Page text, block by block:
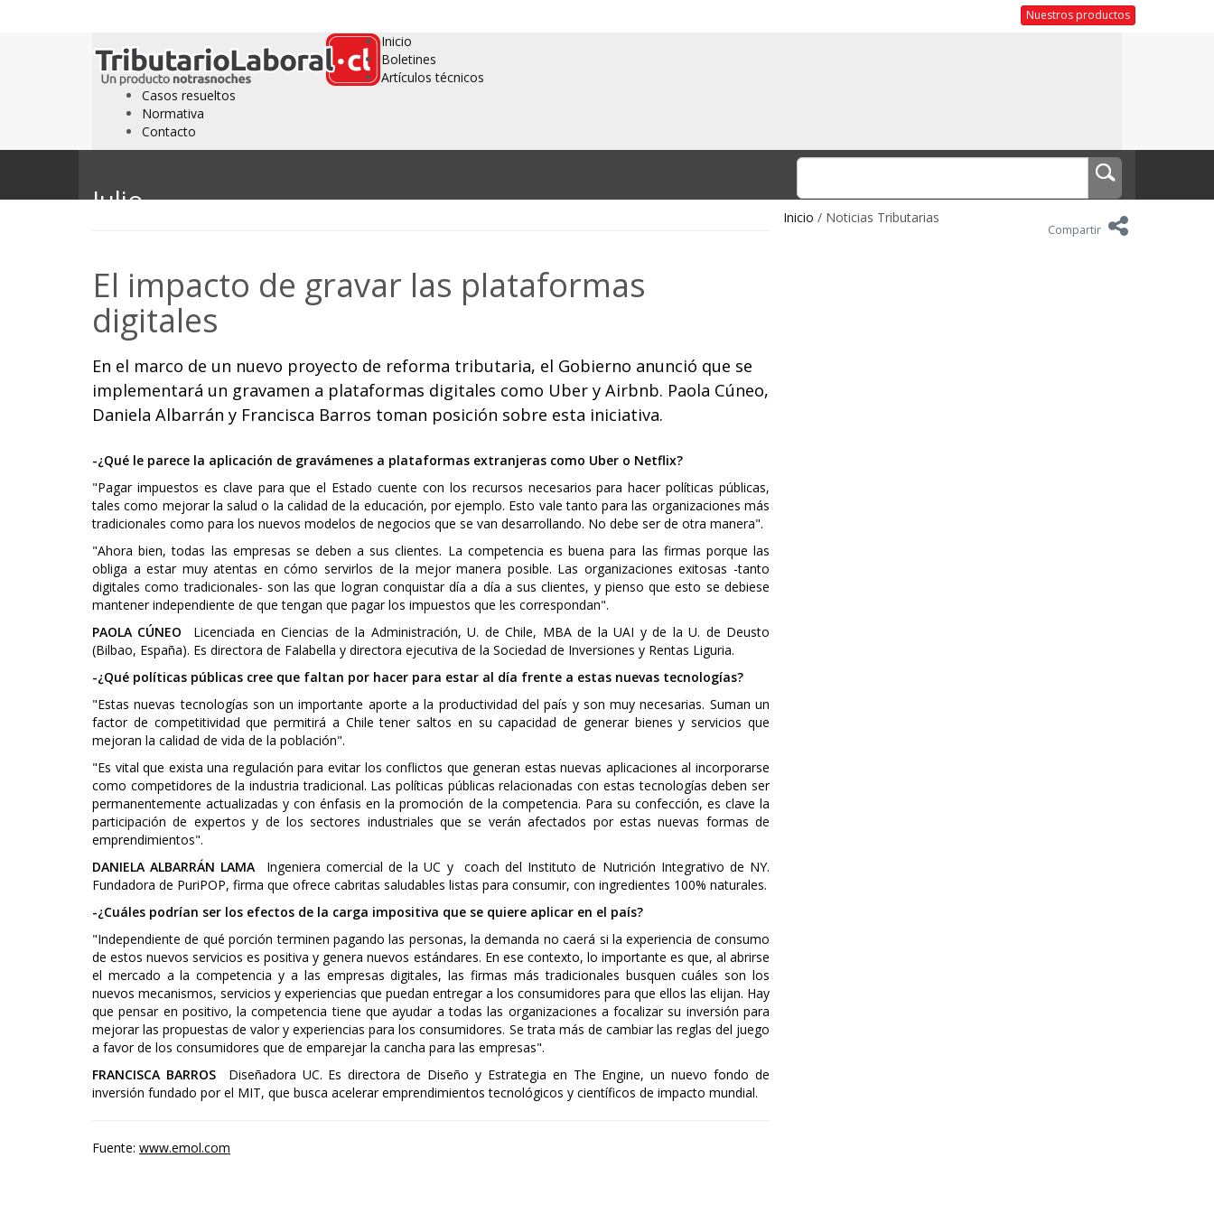
Nuestros productos
Inicio
Boletines
Artículos técnicos
Casos resueltos
Normativa
Contacto
Julio
Inicio / Noticias Tributarias
Compartir
El impacto de gravar las plataformas
digitales
En el marco de un nuevo proyecto de reforma tributaria, el Gobierno anunció que se
implementará un gravamen a plataformas digitales como Uber y Airbnb. Paola Cúneo,
Daniela Albarrán y Francisca Barros toman posición sobre esta iniciativa.
-¿Qué le parece la aplicación de gravámenes a plataformas extranjeras como Uber o Netflix?
"Pagar impuestos es clave para que el Estado cuente con los recursos necesarios para hacer políticas públicas,
tales como mejorar la salud o la calidad de la educación, por ejemplo. Esto vale tanto para las organizaciones más
tradicionales como para los nuevos modelos de negocios que se van desarrollando. No debe ser de otra manera".
"Ahora bien, todas las empresas se deben a sus clientes. La competencia es buena para las firmas porque las
obliga a estar muy atentas en cómo servirlos de la mejor manera posible. Las organizaciones exitosas -tanto
digitales como tradicionales- son las que logran conquistar día a día a sus clientes, y pienso que esto se debiese
mantener independiente de que tengan que pagar los impuestos que les correspondan".
PAOLA CÚNEO
Licenciada en Ciencias de la Administración, U. de Chile, MBA de la UAI y de la U. de Deusto
(Bilbao, España). Es directora de Falabella y directora ejecutiva de la Sociedad de Inversiones y Rentas Liguria.
-¿Qué políticas públicas cree que faltan por hacer para estar al día frente a estas nuevas tecnologías?
"Estas nuevas tecnologías son un importante aporte a la productividad del país y son muy necesarias. Suman un
factor de competitividad que permitirá a Chile tener saltos en su capacidad de generar bienes y servicios que
mejoran la calidad de vida de la población".
"Es vital que exista una regulación para evitar los conflictos que generan estas nuevas aplicaciones al incorporarse
como competidores de la industria tradicional. Las políticas públicas relacionadas con estas tecnologías deben ser
permanentemente actualizadas y con énfasis en la promoción de la competencia. Para su confección, es clave la
participación de expertos y de los sectores industriales que se verán afectados por estas nuevas formas de
emprendimientos".
DANIELA ALBARRÁN LAMA
Ingeniera comercial de la UC y coach del Instituto de Nutrición Integrativo de NY.
Fundadora de PuriPOP, firma que ofrece cabritas saludables listas para consumir, con ingredientes 100% naturales.
-¿Cuáles podrían ser los efectos de la carga impositiva que se quiere aplicar en el país?
"Independiente de qué porción terminen pagando las personas, la demanda no caerá si la experiencia de consumo
de estos nuevos servicios es positiva y genera nuevos estándares. En ese contexto, lo importante es que, al abrirse
el mercado a la competencia y a las empresas digitales, las firmas más tradicionales busquen cuáles son los
nuevos mecanismos, servicios y experiencias que puedan entregar a los consumidores para que ellos las elijan. Hay
que pensar en positivo, la competencia tiene que ayudar a todas las organizaciones a focalizar su inversión para
mejorar las propuestas de valor y experiencias para los consumidores. Se trata más de cambiar las reglas del juego
a favor de los consumidores que de emparejar la cancha para las empresas".
FRANCISCA BARROSDiseñadora UC. Es directora de Diseño y Estrategia en The Engine, un nuevo fondo de
inversión fundado por el MIT, que busca acelerar emprendimientos tecnológicos y científicos de impacto mundial.
Fuente: www.emol.com